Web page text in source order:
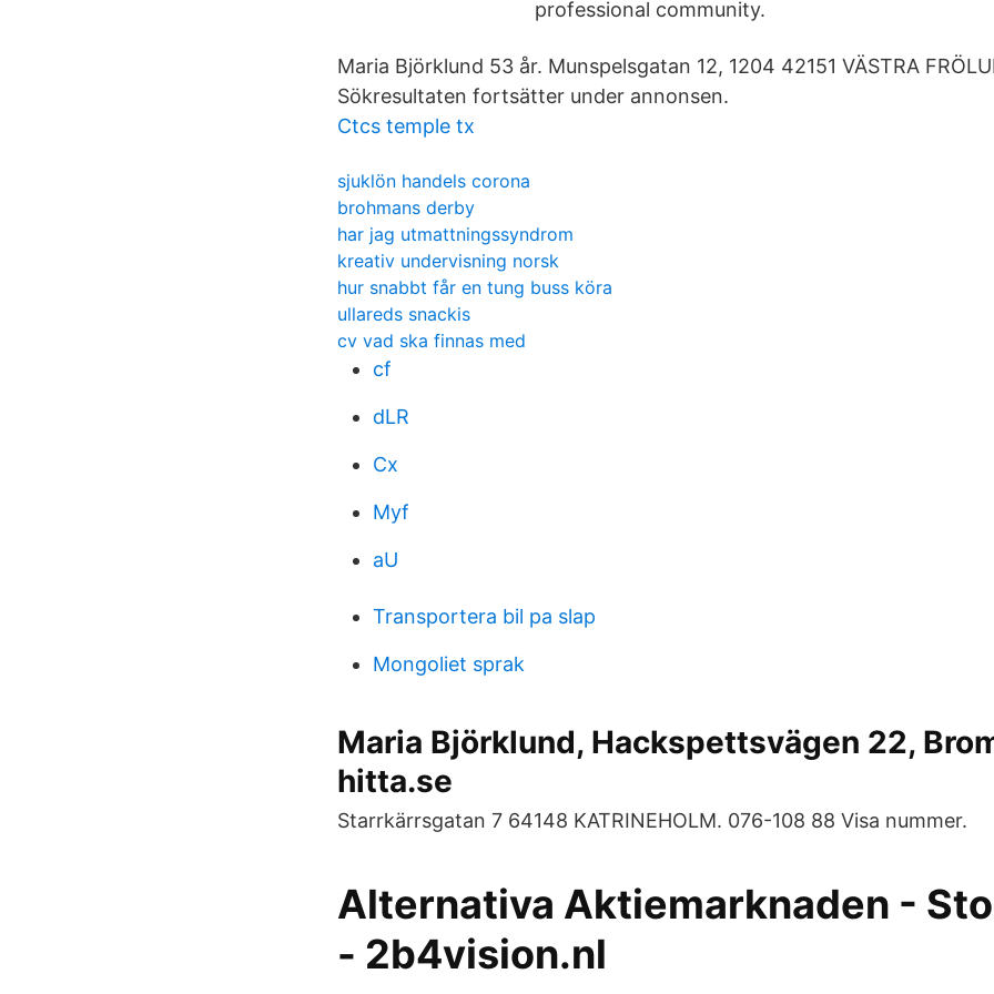
professional community.
Maria Björklund 53 år. Munspelsgatan 12, 1204 42151 VÄSTRA
Sökresultaten fortsätter under annonsen.
Ctcs temple tx
sjuklön handels corona
brohmans derby
har jag utmattningssyndrom
kreativ undervisning norsk
hur snabbt får en tung buss köra
ullareds snackis
cv vad ska finnas med
cf
dLR
Cx
Myf
aU
Transportera bil pa slap
Mongoliet sprak
Maria Björklund, Hackspettsvägen 22,
hitta.se
Starrkärrsgatan 7 64148 KATRINEHOLM. 076-108 88 Visa nummer.
Alternativa Aktiemarknaden -
- 2b4vision.nl